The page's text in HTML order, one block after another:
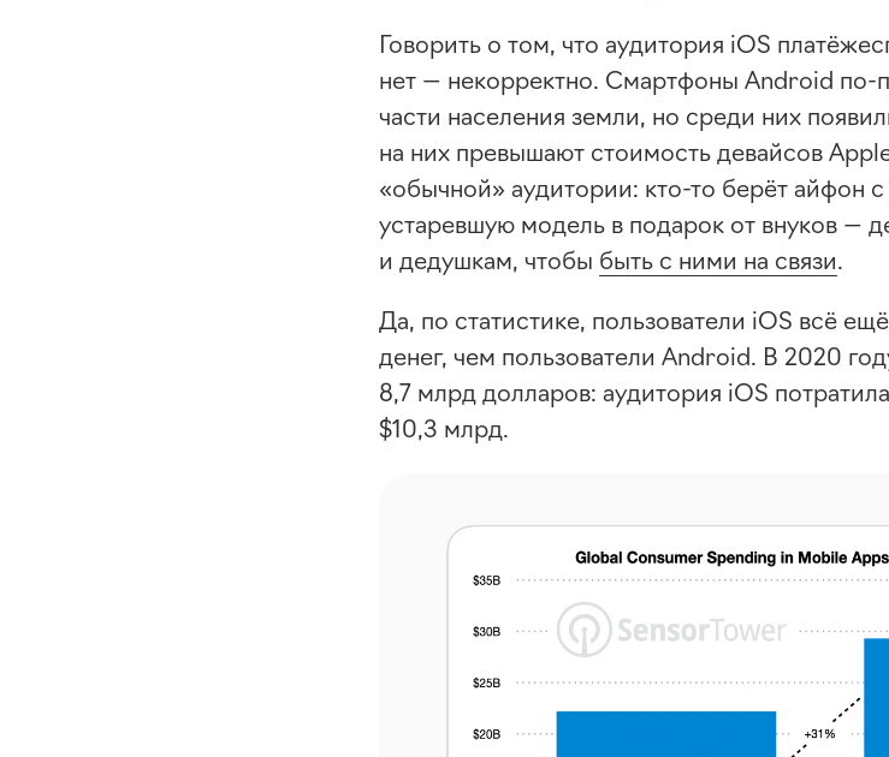
Говорить о том, что аудитория iOS
нет — некорректно. Смартфоны Android по-
части населения земли, но среди них
на них превышают стоимость девайсов
«обычной» аудитории: кто-то берёт айфон с
устаревшую модель в подарок от внуков —
и дедушкам, чтобы быть с ними на связи.
Да, по статистике, пользователи iOS всё ещё
денег, чем пользователи Android. В 2020
8,7 млрд долларов: аудитория iOS
$10,3 млрд.